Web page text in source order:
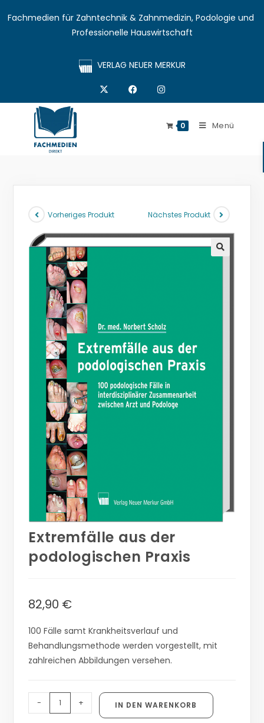
Fachmedien für Zahntechnik & Zahnmedizin, Podologie und
Professionelle Hauswirtschaft
VERLAG NEUER MERKUR
0 Menü
Vorheriges Produkt Nächstes Produkt
Extremfälle aus der
podologischen Praxis
82,90 €
100 Fälle samt Krankheitsverlauf und
Behandlungsmethode werden vorgestellt, mit
zahlreichen Abbildungen versehen.
- + IN DEN WARENKORB